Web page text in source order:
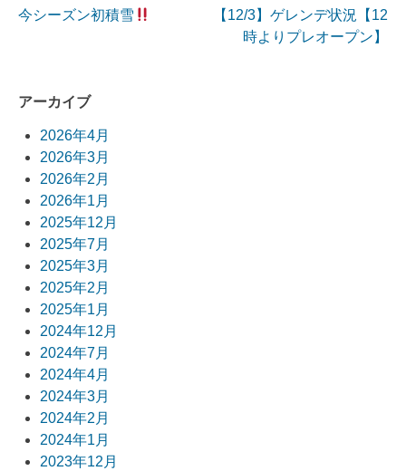
ナ
ビ
ゲ
ー
シ
ョ
ン
今シーズン初積雪
【12/3】ゲレンデ状況【12
時よりプレオープン】
アーカイブ
2026年4月
2026年3月
2026年2月
2026年1月
2025年12月
2025年7月
2025年3月
2025年2月
2025年1月
2024年12月
2024年7月
2024年4月
2024年3月
2024年2月
2024年1月
2023年12月